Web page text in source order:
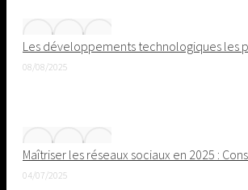
Les développements technologiques les
08/08/2025
Maîtriser les réseaux sociaux en 2025 :
04/07/2025